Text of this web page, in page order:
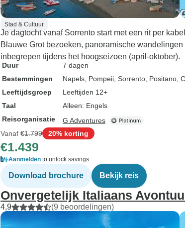
Stad & Cultuur
Je dagtocht vanaf Sorrento start met een rit per
Blauwe Grot bezoeken, panoramische
inbegrepen tijdens het hoogseizoen (april-oktober).
Duur
7 dagen
Bestemmingen
Napels , Pompeii , Sorrento , Positano ,
Leeftijdsgroep
Leeftijden 12+
Taal
Alleen: Engels
Reisorganisatie
G Adventures
Vanaf €1.799 20% korting
€1.439
Aanmelden to unlock savings
Download brochure Bekijk reis
Onvergetelijk Italiaans
4,9 (9 beoordelingen)